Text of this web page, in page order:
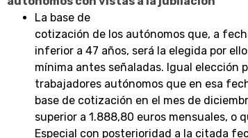
La base de
cotización de los autónomos que, a
inferior a 47 años, será la elegida por
mínima antes señaladas. Igual elección
trabajadores autónomos que en esa
base de cotización en el mes de
superior a 1.888,80 euros mensuales, o
Especial con posterioridad a la citada